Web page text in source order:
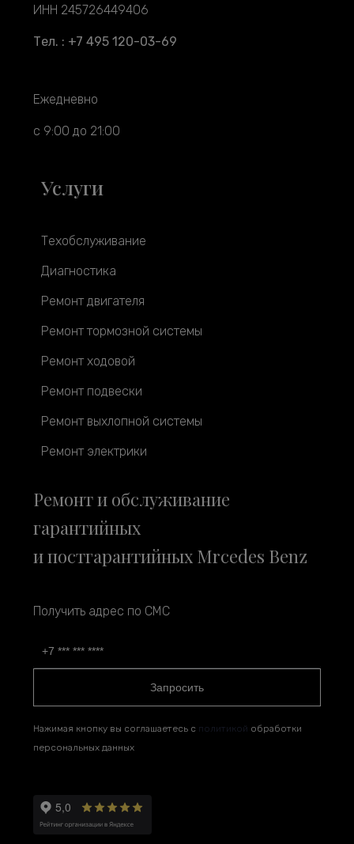
ИНН 245726449406
Тел. : +7 495 120-03-69
Ежедневно
с 9:00 до 21:00
Услуги
Техобслуживание
Диагностика
Ремонт двигателя
Ремонт тормозной системы
Ремонт ходовой
Ремонт подвески
Ремонт выхлопной системы
Ремонт электрики
Ремонт и обслуживание
гарантийных
и постгарантийных Mrcedes Benz
Получить адрес по СМС
Запросить
Нажимая кнопку вы соглашаетесь с политикой обработки
персональных данных